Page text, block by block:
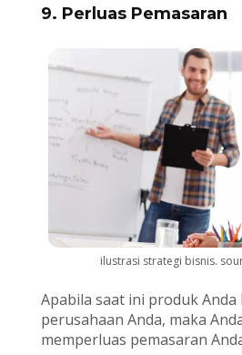
9. Perluas Pemasaran
ilustrasi strategi bisnis.
Apabila saat ini produk Anda
perusahaan Anda, maka
memperluas pemasaran